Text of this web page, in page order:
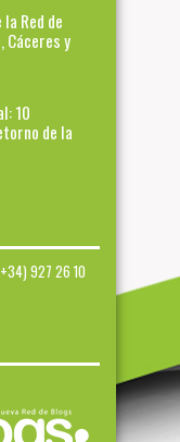
Red de
Cáceres y
10
de la
927 26 10